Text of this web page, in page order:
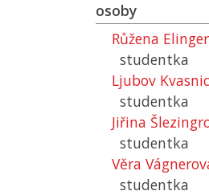
osoby
Růžena
studentka
Ljubov
studentka
Jiřina
studentka
Věra
studentka